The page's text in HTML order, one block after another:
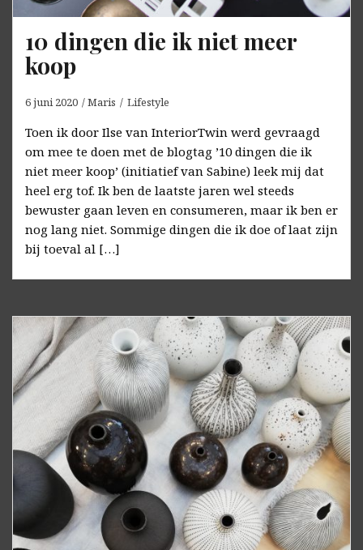
10 dingen die ik niet meer
koop
6 juni 2020 Maris Lifestyle
Toen ik door Ilse van InteriorTwin werd gevraagd
om mee te doen met de blogtag ’10 dingen die ik
niet meer koop’ (initiatief van Sabine) leek mij dat
heel erg tof. Ik ben de laatste jaren wel steeds
bewuster gaan leven en consumeren, maar ik ben er
nog lang niet. Sommige dingen die ik doe of laat zijn
bij toeval al […]